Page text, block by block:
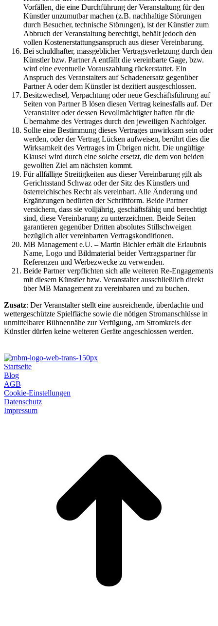
Vorfällen, die eine Durchführung der Veranstaltung für den
Künstler unzumutbar machen (z.B. nachhaltige Störungen
durch Besucher, technische Störungen), ist der Künstler zum
Abbruch der Veranstaltung berechtigt, behält jedoch den
vollen Kostenerstattungsanspruch aus dieser Vereinbarung.
Bei schuldhafter, massgeblicher Vertragsverletzung durch den
Künstler bzw. Partner A entfällt die vereinbarte Gage, bzw.
wird eine eventuelle Vorauszahlung rückerstattet. Ein
Anspruch des Veranstalters auf Schadenersatz gegenüber
Partner A oder dem Künstler ist dezitiert ausgeschlossen.
Besitzwechsel, Verpachtung oder neue Geschäftsführung auf
Seiten von Partner B lösen diesen Vertrag keinesfalls auf. Der
Veranstalter oder dessen Bevollmächtigter haften für die
Übernahme des Vertrages durch den jeweiligen Nachfolger.
Sollte eine Bestimmung dieses Vertrages unwirksam sein oder
werden, oder der Vertrag Lücken aufweisen, berührt dies die
Wirksamkeit des Vertrages im Übrigen nicht. Die ungültige
Klausel wird durch eine solche ersetzt, die dem von beiden
gewollten Ziel am nächsten kommt.
Für allfällige Streitigkeiten aus dieser Vereinbarung gilt als
Gerichtsstand Schwaz oder der Sitz des Künstlers und
österreichisches Recht als vereinbart. Alle Änderung und
Ergänzungen bedürfen der Schriftform. Beide Partner
versichern, dass sie volljährig, geschäftsfähig und berechtigt
sind, diese Vereinbarung zu unterzeichnen. Beide Seiten
garantieren gegenüber Dritten absolutes Stillschweigen
bezüglich aller vereinbarten Vertragskonditionen.
MB Management e.U. – Martin Bichler erhält die Erlaubnis
Name, Logo und Bildmaterial beider Vertragspartner für
Referenzen und Werbezwecke zu verwenden.
Beide Partner verpflichten sich alle weiteren Re-Engagements
mit diesem Künstler bzw. Veranstalter ausschließlich direkt
über MB Management zu vereinbaren und zu buchen.
Zusatz: Der Veranstalter stellt eine ausreichende, überdachte und
wettergeschützte Spielfläche sowie die nötigen Stromanschlüsse in
unmittelbarer Bühnennähe zur Verfügung, am Stromkreis der
Künstler dürfen keine weiteren Geräte angeschlossen werden.
Startseite
Blog
AGB
Cookie-Einstellungen
Datenschutz
Impressum